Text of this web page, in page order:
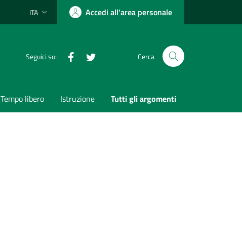
Lingua attiva:
ITA Accedi all'area personale
Seguici su: Facebook Cerca
Tempo libero Istruzione Tutti gli argomenti